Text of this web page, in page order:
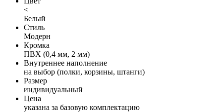
<
Белый
Стиль
Модерн
Кромка
ПВХ (0,4 мм, 2 мм)
Внутреннее наполнение
на выбор (полки, корзины, штанги)
Размер
индивидуальный
Цена
указана за базовую комплектацию